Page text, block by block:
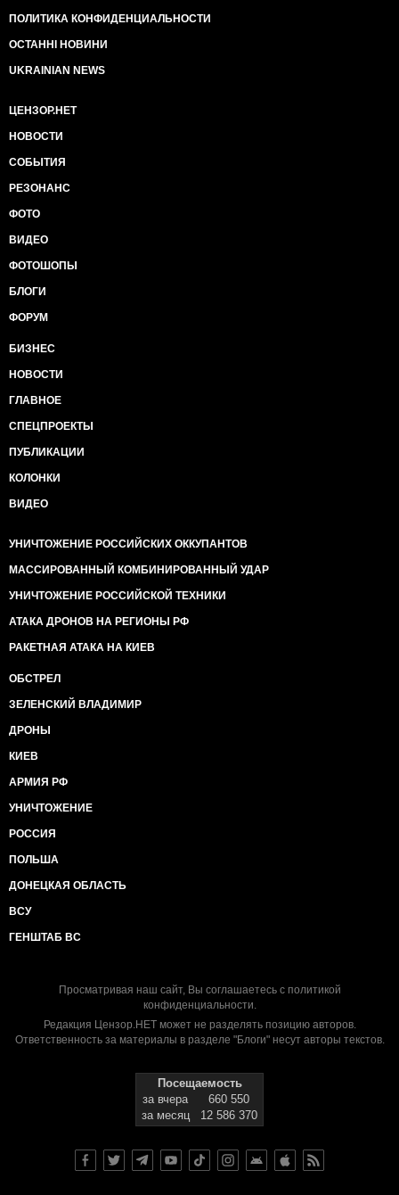
ПОЛИТИКА КОНФИДЕНЦИАЛЬНОСТИ
ОСТАННІ НОВИНИ
UKRAINIAN NEWS
ЦЕНЗОР.НЕТ
НОВОСТИ
СОБЫТИЯ
РЕЗОНАНС
ФОТО
ВИДЕО
ФОТОШОПЫ
БЛОГИ
ФОРУМ
БИЗНЕС
НОВОСТИ
ГЛАВНОЕ
СПЕЦПРОЕКТЫ
ПУБЛИКАЦИИ
КОЛОНКИ
ВИДЕО
УНИЧТОЖЕНИЕ РОССИЙСКИХ ОККУПАНТОВ
МАССИРОВАННЫЙ КОМБИНИРОВАННЫЙ УДАР
УНИЧТОЖЕНИЕ РОССИЙСКОЙ ТЕХНИКИ
АТАКА ДРОНОВ НА РЕГИОНЫ РФ
РАКЕТНАЯ АТАКА НА КИЕВ
ОБСТРЕЛ
ЗЕЛЕНСКИЙ ВЛАДИМИР
ДРОНЫ
КИЕВ
АРМИЯ РФ
УНИЧТОЖЕНИЕ
РОССИЯ
ПОЛЬША
ДОНЕЦКАЯ ОБЛАСТЬ
ВСУ
ГЕНШТАБ ВС
Просматривая наш сайт, Вы соглашаетесь с политикой
конфиденциальности.
Редакция Цензор.НЕТ может не разделять позицию авторов.
Ответственность за материалы в разделе "Блоги" несут авторы текстов.
Посещаемость
за вчера
660 550
за месяц
12 586 370